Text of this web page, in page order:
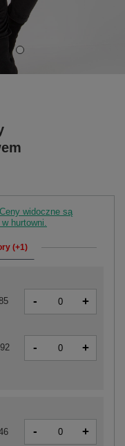
widoczne są
hurtowni.
(+1)
- +
- +
- +